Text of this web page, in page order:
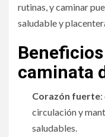
rutinas, y caminar
saludable y
caminata
Corazón fuerte
circulación y
saludables.